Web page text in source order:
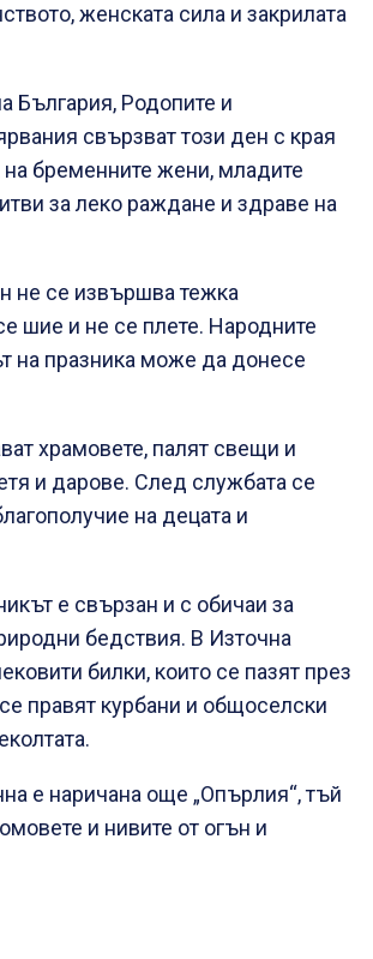
женската сила и закрилата
България, Родопите и
свързват този ден с края
на бременните жени, младите
за леко раждане и здраве на
не се извършва тежка
шие и не се плете. Народните
на празника може да донесе
храмовете, палят свещи и
и дарове. След службата се
на децата и
е свързан и с обичаи за
бедствия. В Източна
билки, които се пазят през
правят курбани и общоселски
е наричана още „Опърлия“, тъй
и нивите от огън и